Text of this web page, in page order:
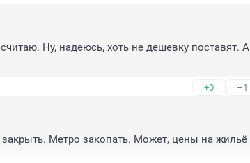
Ну, надеюсь, хоть не дешевку поставят. А
+0 –1
Метро закопать. Может, цены на жильё